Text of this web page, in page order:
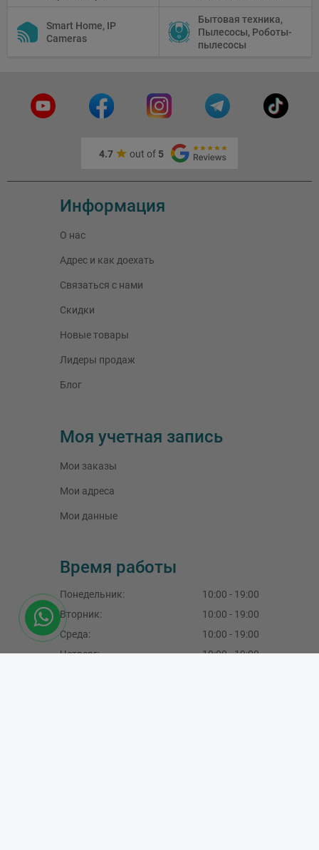
Телескопы,
Прицелы,
Микроскопы,
Smart Home, IP
Cameras
Бытовая техника,
Пылесосы, Роботы-
пылесосы
4.7 out of 5
Информация
О нас
Адрес и как доехать
Связаться с нами
Скидки
Новые товары
Лидеры продаж
Блог
Моя учетная запись
Мои заказы
Мои адреса
Мои данные
Время работы
Понедельник:
10:00 - 19:00
Вторник:
10:00 - 19:00
Среда:
10:00 - 19:00
Четверг:
10:00 - 19:00